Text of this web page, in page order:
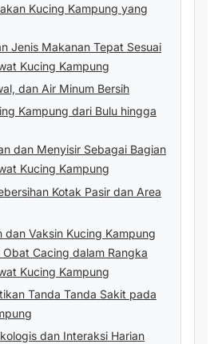
Kucing Kampung yang
Jenis Makanan Tepat Sesuai
Kucing Kampung
dan Air Minum Bersih
Kampung dari Bulu hingga
dan Menyisir Sebagai Bagian
Kucing Kampung
Kotak Pasir dan Area
dan Vaksin Kucing Kampung
Obat Cacing dalam Rangka
Kucing Kampung
Tanda Tanda Sakit pada
dan Interaksi Harian